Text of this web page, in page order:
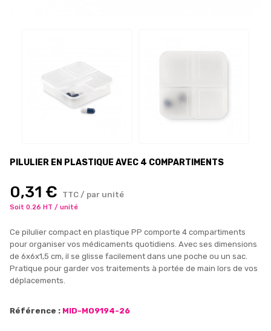
PILULIER EN PLASTIQUE AVEC 4 COMPARTIMENTS
0,31 € TTC / par unité
Soit 0.26 HT / unité
Ce pilulier compact en plastique PP comporte 4 compartiments
pour organiser vos médicaments quotidiens. Avec ses dimensions
de 6x6x1,5 cm, il se glisse facilement dans une poche ou un sac.
Pratique pour garder vos traitements à portée de main lors de vos
déplacements.
Référence : MID-MO9194-26